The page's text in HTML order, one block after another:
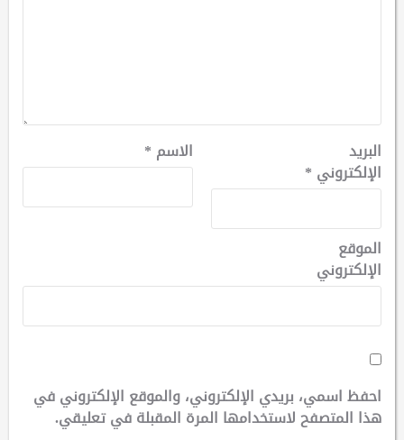
الاسم * البريد
الإلكتروني *
الموقع
الإلكتروني
احفظ اسمي، بريدي الإلكتروني، والموقع الإلكتروني في
هذا المتصفح لاستخدامها المرة المقبلة في تعليقي.